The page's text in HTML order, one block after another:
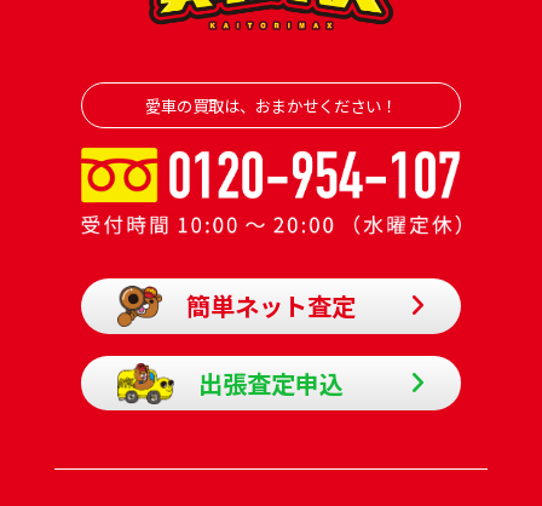
愛車の買取は、おまかせください！
簡単ネット査定
出張査定申込